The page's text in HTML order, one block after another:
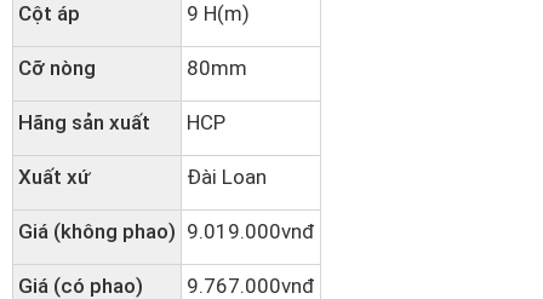
Cột áp 9 H(m)
Cỡ nòng 80mm
Hãng sản xuất HCP
Xuất xứ Đài Loan
Giá (không phao) 9.019.000vnđ
Giá (có phao) 9.767.000vnđ